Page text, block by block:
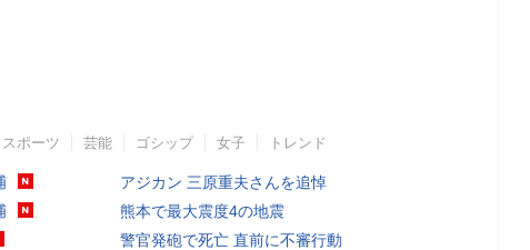
スポーツ 芸能 ゴシップ 女子 トレンド
アジカン 三原重夫さんを追悼
熊本で最大震度4の地震
警官発砲で死亡 直前に不審行動